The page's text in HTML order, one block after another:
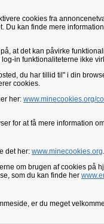
cookies fra
Du kan finde mere
at det kan påvirke
in funktionaliteterne ikke
du har tillid til" i din
cookies.
her: www.minecookies.org/
for at få mere information
det her: www.minecookies.org.
om brugen af cookies på
som du kan finde her
er du meget